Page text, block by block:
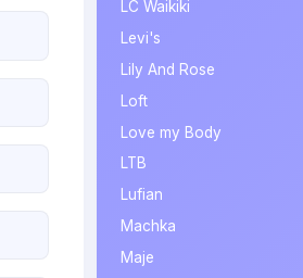
LC Waikiki
Levi's
Lily And Rose
Loft
Love my Body
LTB
Lufian
Machka
Maje